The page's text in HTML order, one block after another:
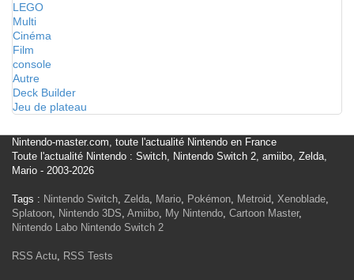
LEGO
Multi
Cinéma
Film
console
Autre
Deck Builder
Jeu de plateau
Nintendo-master.com, toute l'actualité Nintendo en France
Toute l'actualité Nintendo : Switch, Nintendo Switch 2, amiibo, Zelda,
Mario - 2003-2026
Tags : Nintendo Switch, Zelda, Mario, Pokémon, Metroid, Xenoblade,
Splatoon, Nintendo 3DS, Amiibo, My Nintendo, Cartoon Master,
Nintendo Labo Nintendo Switch 2
RSS Actu, RSS Tests